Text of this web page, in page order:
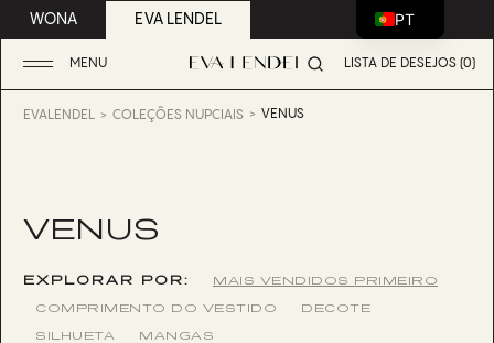
WONA EVA LENDEL
MENU LISTA DE DESEJOS (0)
EVALENDEL COLEÇÕES NUPCIAIS VENUS
VENUS
EXPLORAR POR:
MAIS VENDIDOS PRIMEIRO
COMPRIMENTO DO VESTIDO
DECOTE
SILHUETA
MANGAS
PT